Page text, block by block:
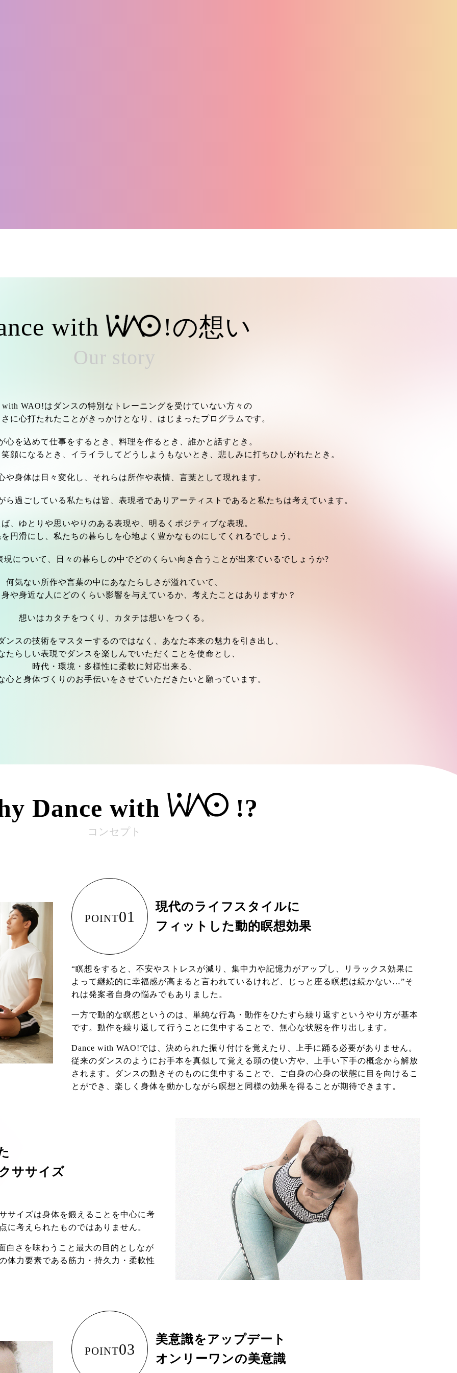
with !の想い
Our story
with WAO!はダンスの特別なトレーニングを受けていない方々の
に心打たれたことがきっかけとなり、はじまったプログラムです。
心を込めて仕事をするとき、料理を作るとき、誰かと話すとき。
顔になるとき、イライラしてどうしようもないとき、悲しみに打ちひしがれたとき。
や身体は日々変化し、それらは所作や表情、言葉として現れます。
ら過ごしている私たちは皆、表現者でありアーティストであると私たちは考えています。
、ゆとりや思いやりのある表現や、明るくポジティブな表現。
円滑にし、私たちの暮らしを心地よく豊かなものにしてくれるでしょう。
について、日々の暮らしの中でどのくらい向き合うことが出来ているでしょうか?
何気ない所作や言葉の中にあなたらしさが溢れていて、
や身近な人にどのくらい影響を与えているか、考えたことはありますか？
想いはカタチをつくり、カタチは想いをつくる。
ンスの技術をマスターするのではなく、あなた本来の魅力を引き出し、
たらしい表現でダンスを楽しんでいただくことを使命とし、
時代・環境・多様性に柔軟に対応出来る、
心と身体づくりのお手伝いをさせていただきたいと願っています。
Dance with !?
コンセプト
POINT01
現代のライフスタイルに
フィットした動的瞑想効果
“瞑想をすると、不安やストレスが減り、集中力や記憶力がアップし、リラックス効果に
よって継続的に幸福感が高まると言われているけれど、じっと座る瞑想は続かない…”そ
れは発案者自身の悩みでもありました。
一方で動的な瞑想というのは、単純な行為・動作をひたすら繰り返すというやり方が基本
です。動作を繰り返して行うことに集中することで、無心な状態を作り出します。
Dance with WAO!では、決められた振り付けを覚えたり、上手に踊る必要がありません。
従来のダンスのようにお手本を真似して覚える頭の使い方や、上手い下手の概念から解放
されます。ダンスの動きそのものに集中することで、ご自身の心身の状態に目を向けるこ
とができ、楽しく身体を動かしながら瞑想と同様の効果を得ることが期待できます。
ササイズ
サイズは身体を鍛えることを中心に考
に考えられたものではありません。
白さを味わうこと最大の目的としなが
体力要素である筋力・持久力・柔軟性
POINT03
美意識をアップデート
オンリーワンの美意識